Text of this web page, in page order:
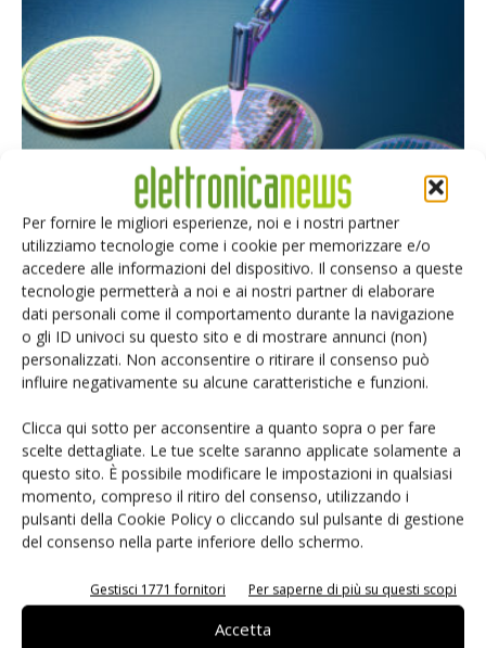
Per fornire le migliori esperienze, noi e i nostri partner
utilizziamo tecnologie come i cookie per memorizzare e/o
accedere alle informazioni del dispositivo. Il consenso a queste
tecnologie permetterà a noi e ai nostri partner di elaborare
dati personali come il comportamento durante la navigazione
o gli ID univoci su questo sito e di mostrare annunci (non)
personalizzati. Non acconsentire o ritirare il consenso può
influire negativamente su alcune caratteristiche e funzioni.
Clicca qui sotto per acconsentire a quanto sopra o per fare
scelte dettagliate. Le tue scelte saranno applicate solamente a
questo sito. È possibile modificare le impostazioni in qualsiasi
momento, compreso il ritiro del consenso, utilizzando i
pulsanti della Cookie Policy o cliccando sul pulsante di gestione
del consenso nella parte inferiore dello schermo.
Gestisci 1771 fornitori Per saperne di più su questi scopi
Accetta
ASML e la guerra delle macchine litografiche
Riccardo Busetto- 29 Giugno 2026
Selezione di elettronica
Edicola web